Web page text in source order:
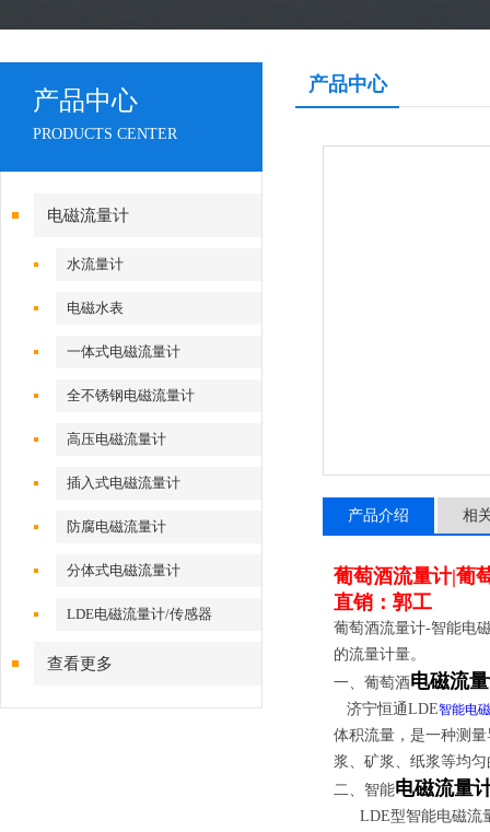
产品中心
PRODUCTS CENTER
电磁流量计
水流量计
电磁水表
一体式电磁流量计
全不锈钢电磁流量计
高压电磁流量计
插入式电磁流量计
防腐电磁流量计
分体式电磁流量计
LDE电磁流量计/传感器
查看更多
产品中心
产品介绍 相
葡萄酒流量计|葡
直销：郭工
葡萄酒流量计-智能电
的流量计量。
一、葡萄酒电磁流
济宁恒通LDE智能电
体积流量，是一种测
浆、矿浆、纸浆等均
二、智能电磁流量
LDE型智能电磁流